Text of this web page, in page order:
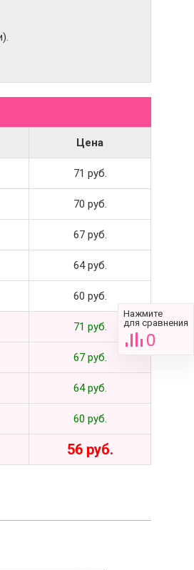
Цена
71 руб.
70 руб.
67 руб.
64 руб.
60 руб.
71 руб.
67 руб.
64 руб.
60 руб.
56 руб.
Нажмите
для сравнения
0